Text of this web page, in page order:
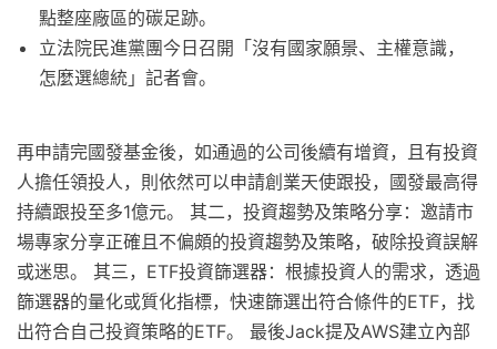
點整座廠區的碳足跡。
立法院民進黨團今日召開「沒有國家願景、主權意識，
怎麼選總統」記者會。
再申請完國發基金後，如通過的公司後續有增資，且有投資
人擔任領投人，則依然可以申請創業天使跟投，國發最高得
持續跟投至多1億元。 其二，投資趨勢及策略分享：邀請市
場專家分享正確且不偏頗的投資趨勢及策略，破除投資誤解
或迷思。 其三，ETF投資篩選器：根據投資人的需求，透過
篩選器的量化或質化指標，快速篩選出符合條件的ETF，找
出符合自己投資策略的ETF。 最後Jack提及AWS建立內部